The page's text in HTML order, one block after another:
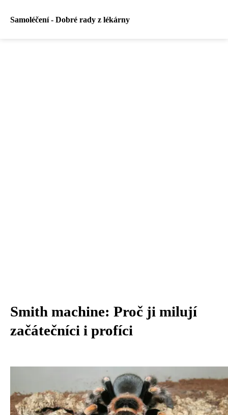
Samoléčení - Dobré rady z lékárny
Smith machine: Proč ji milují
začátečníci i profíci